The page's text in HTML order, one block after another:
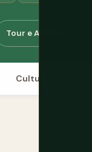
Tour e Attività
Cultura